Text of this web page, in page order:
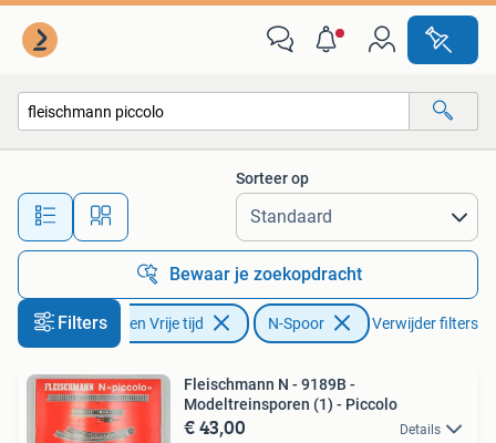
Alle afstanden…
Sorteer op
Bewaar je zoekopdracht
FiltersHobby en Vrije tijd N-Spoor Verwijder filters
Fleischmann N - 9189B -
Modeltreinsporen (1) - Piccolo
€ 43,00 Details